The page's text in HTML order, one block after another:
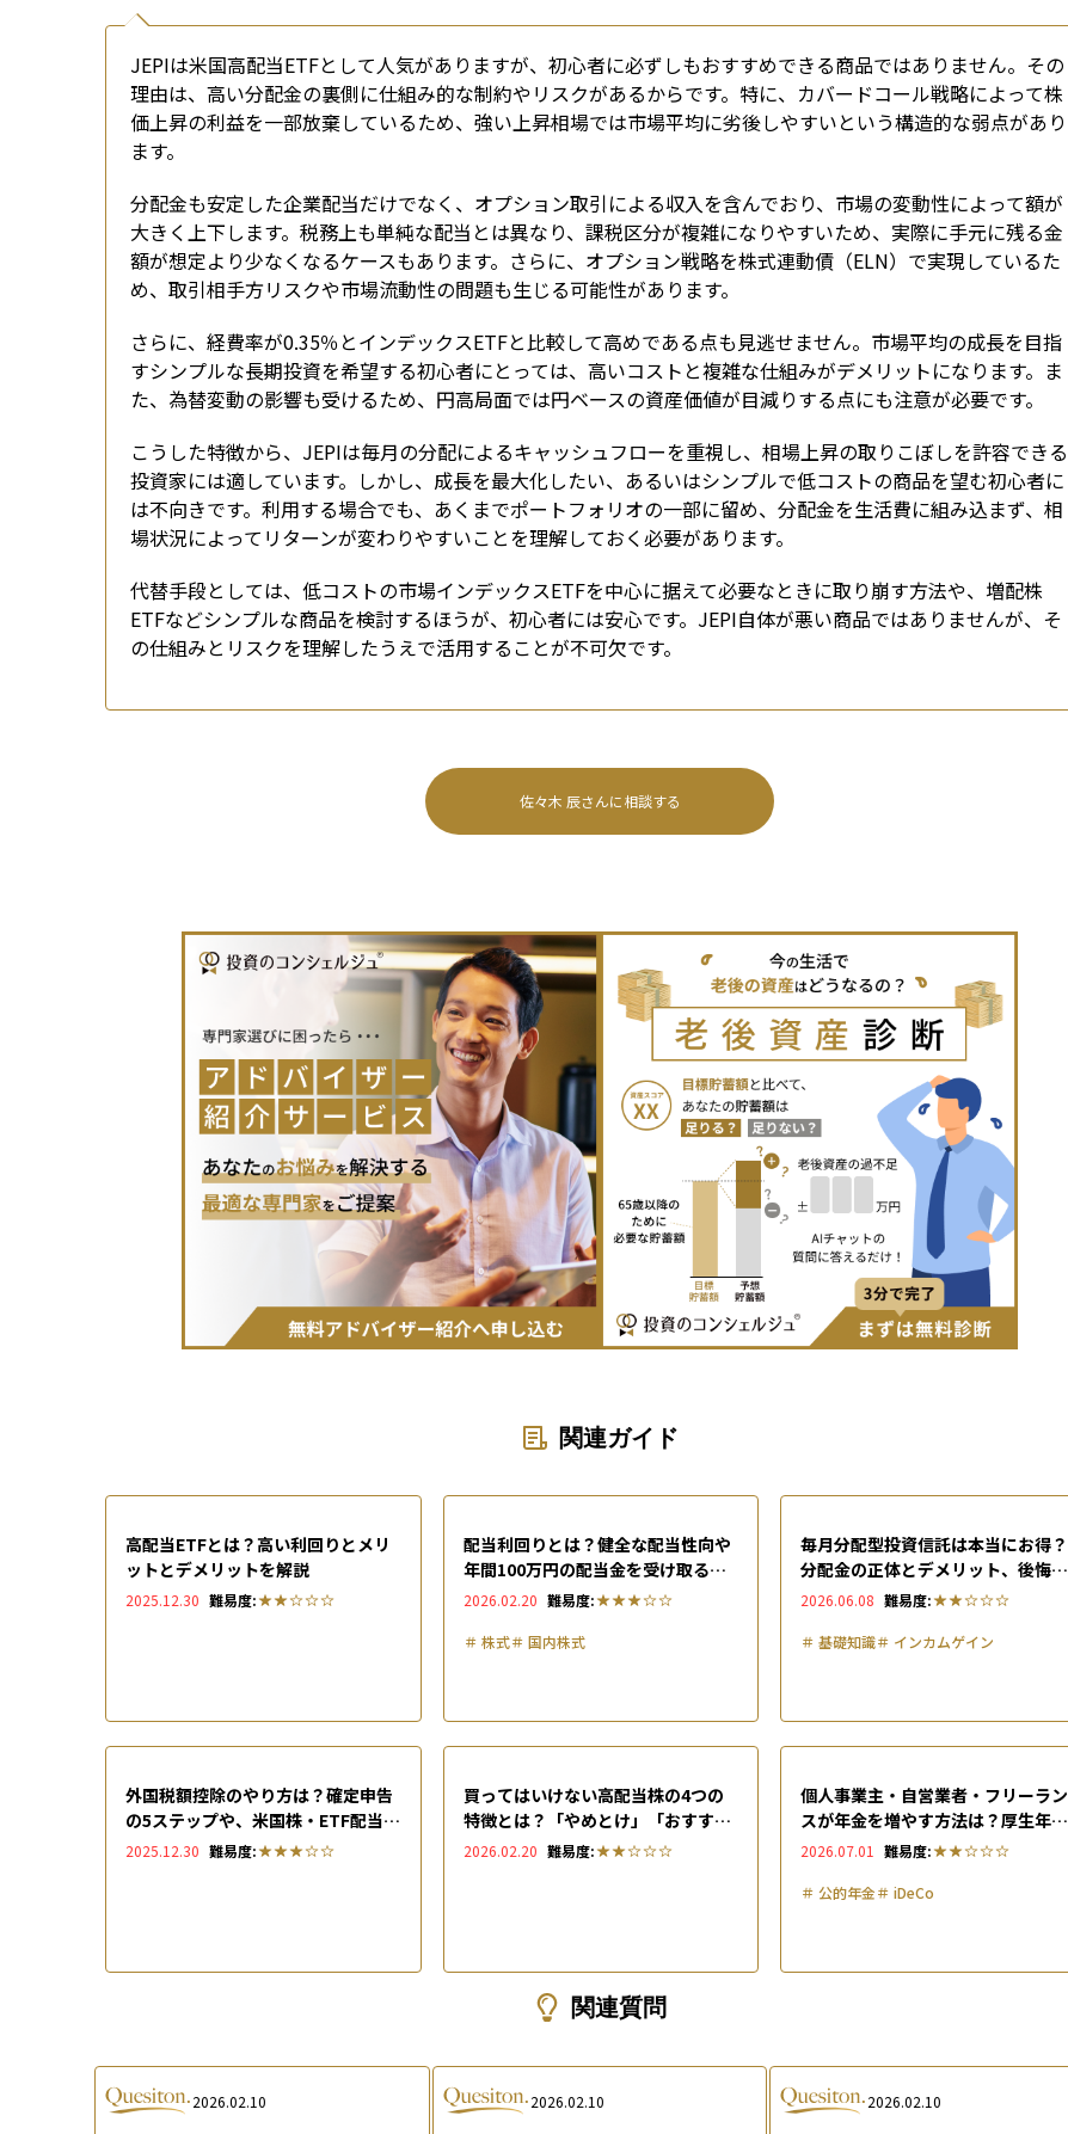
JEPIは米国高配当ETFとして人気がありますが、初心者に必ずしもおすすめできる商品ではありません。その
理由は、高い分配金の裏側に仕組み的な制約やリスクがあるからです。特に、カバードコール戦略によって株
価上昇の利益を一部放棄しているため、強い上昇相場では市場平均に劣後しやすいという構造的な弱点があり
ます。
分配金も安定した企業配当だけでなく、オプション取引による収入を含んでおり、市場の変動性によって額が
大きく上下します。税務上も単純な配当とは異なり、課税区分が複雑になりやすいため、実際に手元に残る金
額が想定より少なくなるケースもあります。さらに、オプション戦略を株式連動債（ELN）で実現しているた
め、取引相手方リスクや市場流動性の問題も生じる可能性があります。
さらに、経費率が0.35％とインデックスETFと比較して高めである点も見逃せません。市場平均の成長を目指
すシンプルな長期投資を希望する初心者にとっては、高いコストと複雑な仕組みがデメリットになります。ま
た、為替変動の影響も受けるため、円高局面では円ベースの資産価値が目減りする点にも注意が必要です。
こうした特徴から、JEPIは毎月の分配によるキャッシュフローを重視し、相場上昇の取りこぼしを許容できる
投資家には適しています。しかし、成長を最大化したい、あるいはシンプルで低コストの商品を望む初心者に
は不向きです。利用する場合でも、あくまでポートフォリオの一部に留め、分配金を生活費に組み込まず、相
場状況によってリターンが変わりやすいことを理解しておく必要があります。
代替手段としては、低コストの市場インデックスETFを中心に据えて必要なときに取り崩す方法や、増配株
ETFなどシンプルな商品を検討するほうが、初心者には安心です。JEPI自体が悪い商品ではありませんが、そ
の仕組みとリスクを理解したうえで活用することが不可欠です。
佐々木 辰さんに相談する
関連ガイド
高配当ETFとは？高い利回りとメリ
ットとデメリットを解説
2025.12.30 難易度:
配当利回りとは？健全な配当性向や
年間100万円の配当金を受け取るシ
ミュレーションを解説
2026.02.20 難易度:
＃ 株式＃ 国内株式
毎月分配型投資信託は本当にお得？
分配金の正体とデメリット、後悔し
ない選び方
2026.06.08 難易度:
＃基礎知識＃ インカムゲイン
外国税額控除のやり方は？確定申告
の5ステップや、米国株・ETF配当の
二重課税を調整する仕組みを解説
2025.12.30 難易度:
買ってはいけない高配当株の4つの
特徴とは？「やめとけ」「おすすめ
しない」と言われる理由も解説
2026.02.20 難易度:
個人事業主・自営業者・フリーラン
スが年金を増やす方法は？厚生年金
の代わりとなる7つの制度を解説
2026.07.01 難易度:
＃公的年金＃iDeCo
関連質問
2026.02.10 2026.02.10 2026.02.10